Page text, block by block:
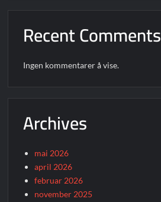
Recent Comments
Ingen kommentarer å vise.
Archives
mai 2026
april 2026
februar 2026
november 2025